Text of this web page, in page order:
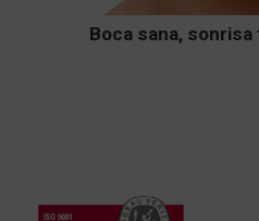
Boca sana, sonrisa